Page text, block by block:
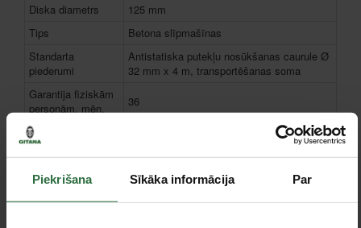
Piekrišana Sīkāka informācija Par
Diska diametrs
125 mm
Tips
Betona slīpmašīnas
Standarta
piederumi
Antistatiska putekļu nosūkšanas caurule Ø
32 mm x 4 m, transportēšanas soma
Garantija fiziskām
personām, mēn.
36
Garantija
juridiskām
personām, mēn.
Piederumi